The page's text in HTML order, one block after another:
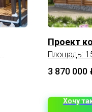
Проект
Площадь:
3 870 000
Хочу